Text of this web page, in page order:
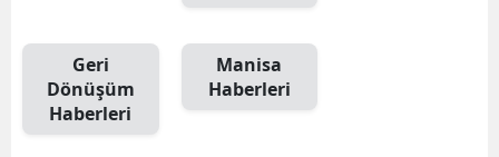
Geri
Dönüşüm
Haberleri
Manisa
Haberleri